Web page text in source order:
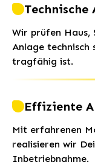
Wir prüfen Haus,
Anlage technisch
tragfähig ist.
Effiziente
Mit erfahrenen
realisieren wir
Inbetriebnahme.